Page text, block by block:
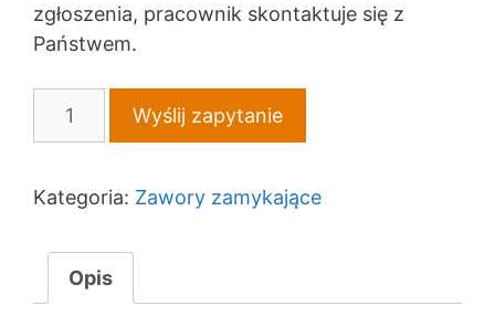
zgłoszenia, pracownik skontaktuje się z
Państwem.
Oyster
Bolted
Body
Wyślij zapytanie
Kategoria: Zawory zamykające
Opis